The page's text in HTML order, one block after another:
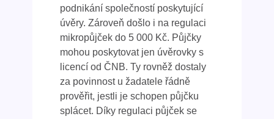
podnikání společností poskytující
úvěry. Zároveň došlo i na regulaci
mikropůjček do 5 000 Kč. Půjčky
mohou poskytovat jen úvěrovky s
licencí od ČNB. Ty rovněž dostaly
za povinnost u žadatele řádně
prověřit, jestli je schopen půjčku
splácet. Díky regulaci půjček se